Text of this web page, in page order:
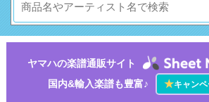
ヤマハの楽譜通販サイト
国内&輸入楽譜も豊富♪
★キャン